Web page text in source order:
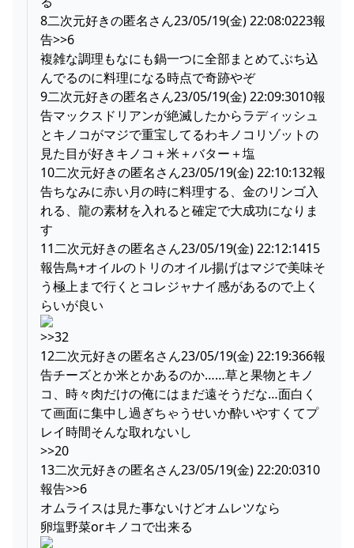
8二次元好きの匿名さん23/05/19(金) 22:08:0223報
告>>6
複雑な調理もなにも鍋一つに全部まとめてぶち込
んでるのに料理になる時点で奇跡やぞ
9二次元好きの匿名さん23/05/19(金) 22:09:3010報
告マックスドリアンが絶滅したからラディッシュ
とキノコがマジで重宝してるわキノコリゾットの
見た目が好きキノコ＋米＋バター＋塩
10二次元好きの匿名さん23/05/19(金) 22:10:132報
告ちなみに赤い月の時に料理する、金のリンゴ入
れる、龍の素材を入れると確定で大成功になりま
す
11二次元好きの匿名さん23/05/19(金) 22:12:1415
報告鳥+オイルのトリのオイル揚げはマジで美味そ
う極上まで行くとコレジャナイ感があるので上く
らいが良い
>>32
12二次元好きの匿名さん23/05/19(金) 22:19:366報
告チーズとか米とかあるのか……草と果物とキノ
コ、時々肉だけの俺にはまだ遠そうだな…面白く
て画面に集中し過ぎちゃうせいか酔いやすくてプ
レイ時間そんな取れないし
>>20
13二次元好きの匿名さん23/05/19(金) 22:20:0310
報告>>6
オムライスは見た事ないけどオムレツなら
卵塩野菜orキノコで出来る